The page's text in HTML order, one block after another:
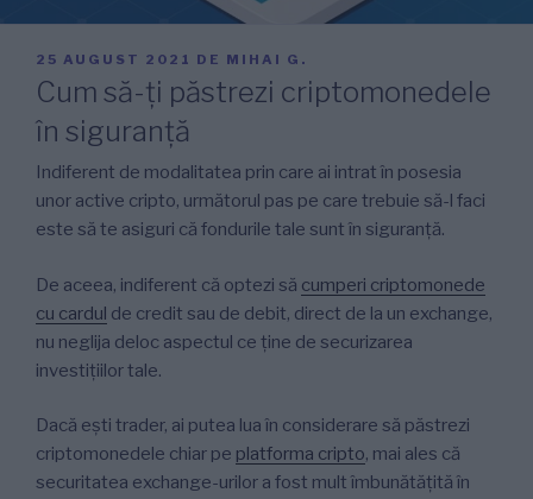
PUBLICAT
PE
25 AUGUST 2021 DE MIHAI G.
Cum să-ți păstrezi criptomonedele
în siguranță
Indiferent de modalitatea prin care ai intrat în posesia
unor active cripto, următorul pas pe care trebuie să-l faci
este să te asiguri că fondurile tale sunt în siguranță.
De aceea, indiferent că optezi să cumperi criptomonede
cu cardul de credit sau de debit, direct de la un exchange,
nu neglija deloc aspectul ce ține de securizarea
investițiilor tale.
Dacă ești trader, ai putea lua în considerare să păstrezi
criptomonedele chiar pe platforma cripto, mai ales că
securitatea exchange-urilor a fost mult îmbunătățită în